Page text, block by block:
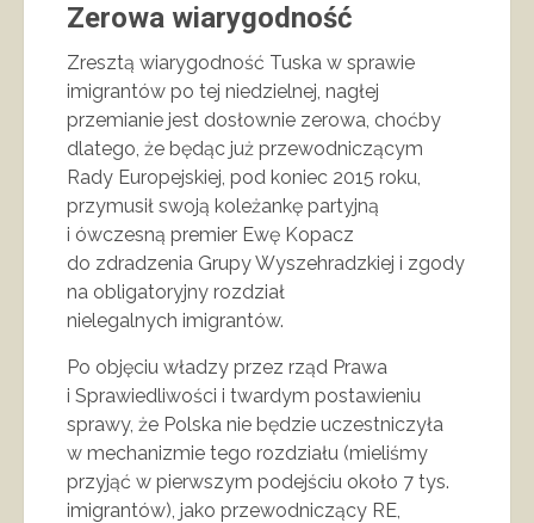
Zerowa wiarygodność
Zresztą wiarygodność Tuska w sprawie
imigrantów po tej niedzielnej, nagłej
przemianie jest dosłownie zerowa, choćby
dlatego, że będąc już przewodniczącym
Rady Europejskiej, pod koniec 2015 roku,
przymusił swoją koleżankę partyjną
i ówczesną premier Ewę Kopacz
do zdradzenia Grupy Wyszehradzkiej i zgody
na obligatoryjny rozdział
nielegalnych imigrantów.
Po objęciu władzy przez rząd Prawa
i Sprawiedliwości i twardym postawieniu
sprawy, że Polska nie będzie uczestniczyła
w mechanizmie tego rozdziału (mieliśmy
przyjąć w pierwszym podejściu około 7 tys.
imigrantów), jako przewodniczący RE,